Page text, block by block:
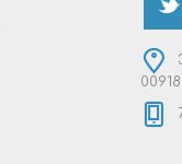
00918